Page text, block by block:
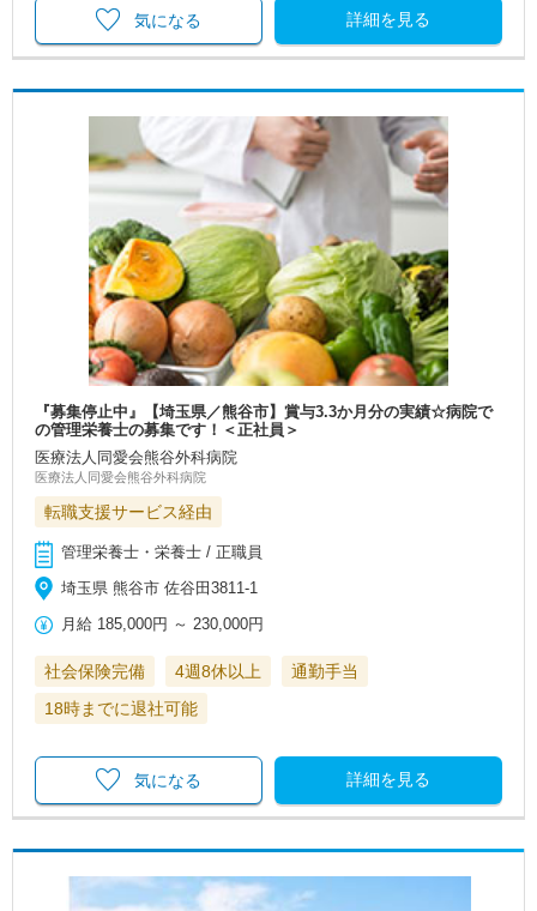
詳細を見る
気になる
『募集停止中』【埼玉県／熊谷市】賞与3.3か月分の実績☆病院で
の管理栄養士の募集です！＜正社員＞
医療法人同愛会熊谷外科病院
医療法人同愛会熊谷外科病院
転職支援サービス経由
管理栄養士・栄養士 / 正職員
埼玉県 熊谷市 佐谷田3811-1
月給 185,000円 ～ 230,000円
社会保険完備 4週8休以上
通勤手当
18時までに退社可能
詳細を見る
気になる